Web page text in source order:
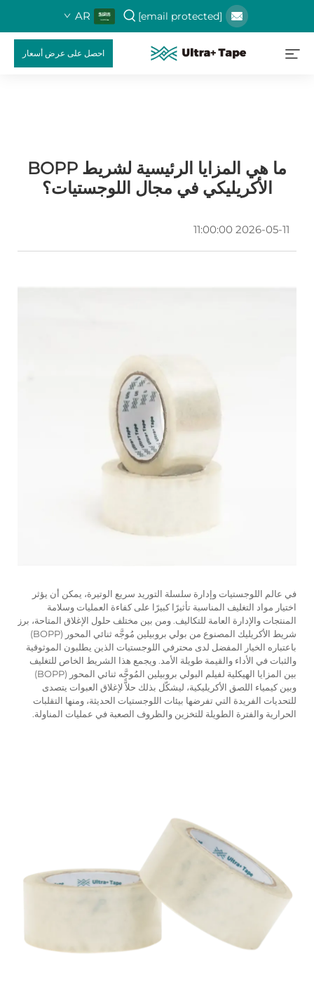
[email protected]
AR
احصل على عرض أسعار
ما هي المزايا الرئيسية لشريط BOPP
الأكريليكي في مجال اللوجستيات؟
2026-05-11 11:00:00
في عالم اللوجستيات وإدارة سلسلة التوريد سريع الوتيرة، يمكن أن يؤثر
اختيار مواد التغليف المناسبة تأثيرًا كبيرًا على كفاءة العمليات وسلامة
المنتجات والإدارة العامة للتكاليف. ومن بين مختلف حلول الإغلاق المتاحة، برز
شريط الأكريليك المصنوع من بولي بروبيلين مُوجَّه ثنائي المحور (BOPP)
باعتباره الخيار المفضل لدى محترفي اللوجستيات الذين يطلبون الموثوقية
والثبات في الأداء والقيمة طويلة الأمد. ويجمع هذا الشريط الخاص للتغليف
بين المزايا الهيكلية لفيلم البولي بروبيلين المُوجَّه ثنائي المحور (BOPP)
وبين كيمياء اللصق الأكريليكية، ليشكّل بذلك حلاًّ لإغلاق العبوات يتصدى
للتحديات الفريدة التي تفرضها بيئات اللوجستيات الحديثة، ومنها التقلبات
الحرارية والفترة الطويلة للتخزين والظروف الصعبة في عمليات المناولة.